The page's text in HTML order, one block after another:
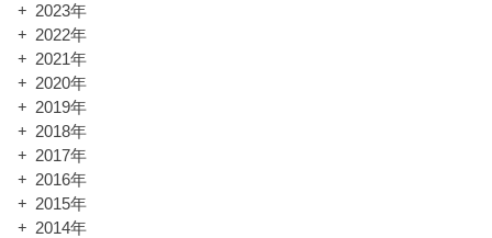
2023年
2022年
2021年
2020年
2019年
2018年
2017年
2016年
2015年
2014年